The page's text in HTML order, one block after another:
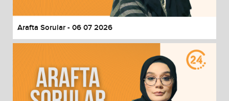
Arafta Sorular - 06 07 2026